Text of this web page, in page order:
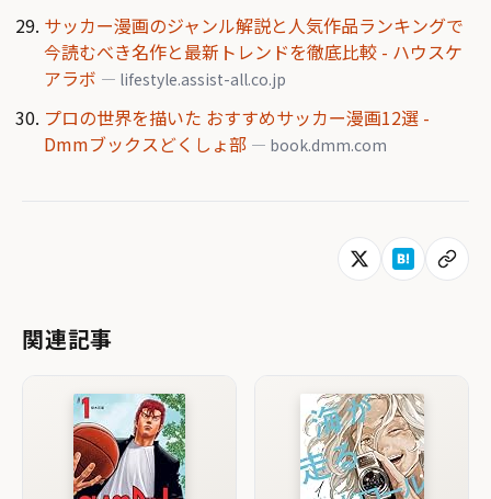
サッカー漫画のジャンル解説と人気作品ランキングで
今読むべき名作と最新トレンドを徹底比較 - ハウスケ
アラボ — lifestyle.assist-all.co.jp
プロの世界を描いた おすすめサッカー漫画12選 -
Dmmブックスどくしょ部 — book.dmm.com
関連記事